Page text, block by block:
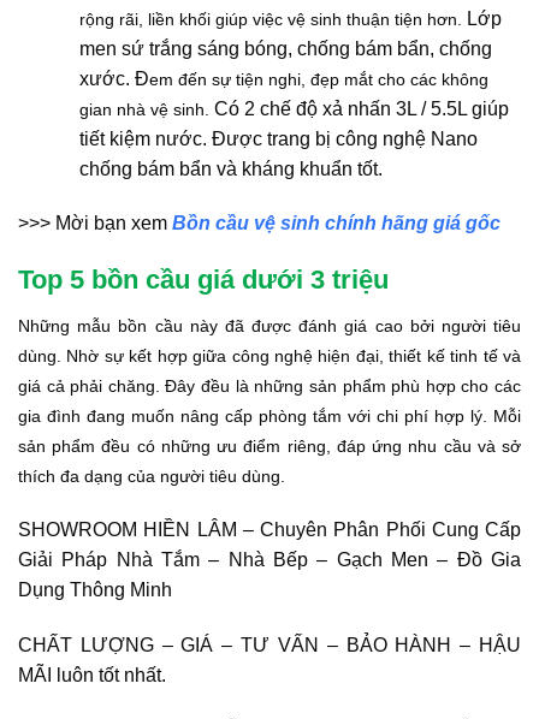
rộng rãi, liền khối giúp việc vệ sinh thuận tiện hơn.
Lớp
men sứ trắng sáng bóng, chống bám bẩn, chống
xước. Đem đến sự tiện nghi, đẹp mắt cho các không
gian nhà vệ sinh. Có 2 chế độ xả nhấn 3L / 5.5L giúp
tiết kiệm nước. Được trang bị công nghệ Nano
chống bám bẩn và kháng khuẩn tốt.
>>> Mời bạn xem Bồn cầu vệ sinh chính hãng giá gốc
Top 5 bồn cầu giá dưới 3 triệu
Những mẫu bồn cầu này đã được đánh giá cao bởi người tiêu
dùng. Nhờ sự kết hợp giữa công nghệ hiện đại, thiết kế tinh tế và
giá cả phải chăng. Đây đều là những sản phẩm phù hợp cho các
gia đình đang muốn nâng cấp phòng tắm với chi phí hợp lý. Mỗi
sản phẩm đều có những ưu điểm riêng, đáp ứng nhu cầu và sở
thích đa dạng của người tiêu dùng.
SHOWROOM HIỀN LÂM – Chuyên Phân Phối Cung Cấp
Giải Pháp Nhà Tắm – Nhà Bếp – Gạch Men – Đồ Gia
Dụng Thông Minh
CHẤT LƯỢNG – GIÁ – TƯ VẤN – BẢO HÀNH – HẬU
MÃI luôn tốt nhất.